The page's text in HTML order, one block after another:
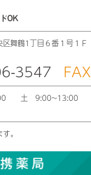
OK
区舞鶴1丁目６番１号１Ｆ
3547 FAX
土 9:00~13:00
。